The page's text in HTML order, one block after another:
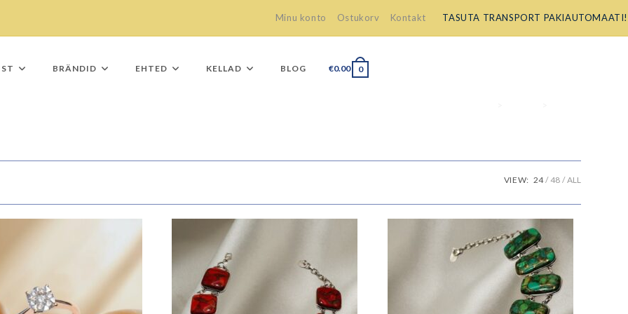
Minu konto Ostukorv Kontakt TASUTA TRANSPORT PAKIAUTOMAATI!
BRÄNDID EHTED KELLAD BLOG €0.00 0
VIEW: 24 48 ALL